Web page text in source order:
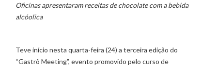
Oficinas apresentaram receitas de chocolate com a bebida
alcóolica
Teve início nesta quarta-feira (24) a terceira edição do
“Gastrô Meeting”, evento promovido pelo curso de